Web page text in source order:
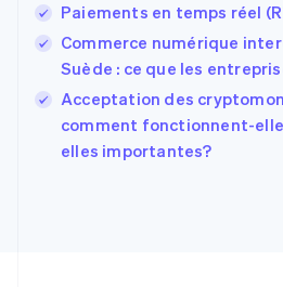
Paiements en temps réel
Commerce numérique
Suède : ce que les
Acceptation des
comment fonctionnent-
elles importantes?
Finlande
English
Français English
Gibraltar
English
Grèce